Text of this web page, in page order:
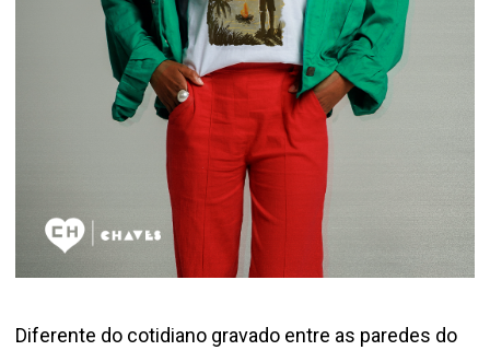
Diferente do cotidiano gravado entre as paredes do